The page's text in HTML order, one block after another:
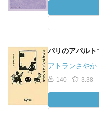
パリのアパル
アトランさやか
140 3.38